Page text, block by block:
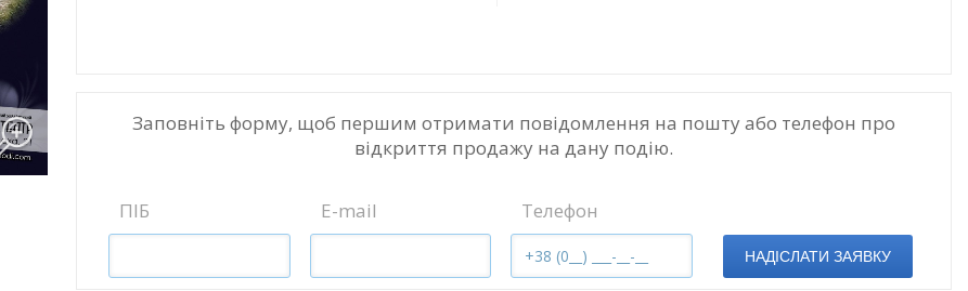
Заповніть форму, щоб першим отримати повідомлення на пошту або телефон про
відкриття продажу на дану подію.
ПІБ E-mail Телефон
НАДІСЛАТИ ЗАЯВКУ